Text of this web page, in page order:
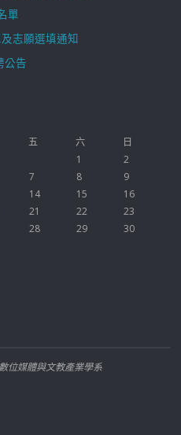
單
志願選填通知
公告
五 六
日
1
2
7 8
9
14 15
16
21 22
23
28 29
30
位媒體與文教產業學系